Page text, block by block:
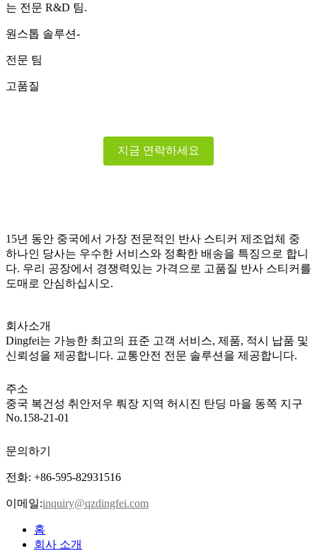
는 전문 R&D 팀.
원스톱 솔루션-
전문 팀
고품질
지금 연락하세요
15년 동안 중국에서 가장 전문적인 반사 스티커 제조업체 중
하나인 당사는 우수한 서비스와 정확한 배송을 특징으로 합니
다. 우리 공장에서 경쟁력있는 가격으로 고품질 반사 스티커를
도매로 안심하십시오.
회사소개
Dingfei는 가능한 최고의 표준 고객 서비스, 제품, 적시 납품 및
신뢰성을 제공합니다. 교통안전 전문 솔루션을 제공합니다.
주소
중국 복건성 취안저우 뤄장 지역 허시진 탄딩 마을 동쪽 지구
No.158-21-01
문의하기
전화: +86-595-82931516
이메일:inquiry@qzdingfei.com
홈
회사 소개